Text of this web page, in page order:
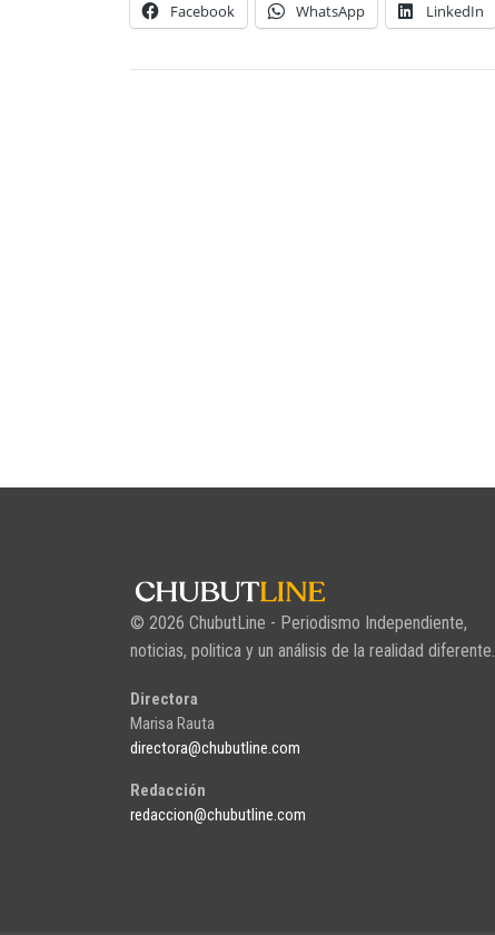
Facebook WhatsApp LinkedIn
© 2026 ChubutLine - Periodismo Independiente,
noticias, politica y un análisis de la realidad diferente.
Directora
Marisa Rauta
directora@chubutline.com
Redacción
redaccion@chubutline.com